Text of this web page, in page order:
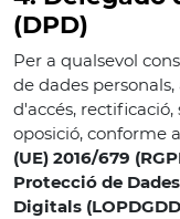
(DPD)
Per a qualsevol
de dades
d'accés,
oposició, conforme
(UE) 2016/679
Protecció de
Digitals